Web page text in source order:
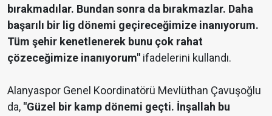
bırakmadılar. Bundan sonra da bırakmazlar. Daha
başarılı bir lig dönemi geçireceğimize inanıyorum.
Tüm şehir kenetlenerek bunu çok rahat
çözeceğimize inanıyorum" ifadelerini kullandı.
Alanyaspor Genel Koordinatörü Mevlüthan Çavuşoğlu
da, "Güzel bir kamp dönemi geçti. İnşallah bu